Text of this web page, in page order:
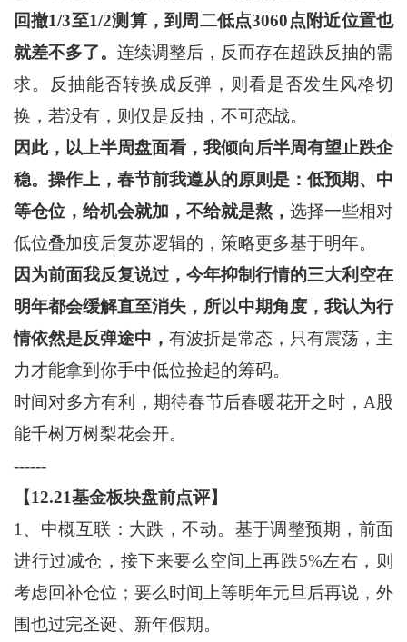
回撤1/3至1/2测算，到 周二低点3060点附近位置也
就差不多了。 连续调整后，反而存在超跌反抽的需
求。反抽能否转换成反弹，则看是否发生风格切
换，若没有，则仅是反抽，不可恋战。
因此，以上半周盘面看，我倾向后半周有望止跌企
稳。操作上，春节前我遵从的原则是：低预期、中
等仓位， 给机会就加，不给就是熬，选择一些相对
低位叠加疫后复苏逻辑的，策略更多基于明年。
因为前面我反复说过，今年抑制行情的三大利空在
明年都会缓解直至消失，所以中期角度，我认为行
情依然是反弹途中， 有波折是常态，只有震荡，主
力才能拿到你手中低位捡起的筹码。
时间对多方有利，期待春节后春暖花开之时，A股
能千树万树梨花会开。
------
【12.21基金板块盘前点评】
1、中概互联：大跌，不动。基于调整预期，前面
进行过减仓，接下来要么空间上再跌5%左右，则
考虑回补仓位；要么时间上等明年元旦后再说，外
围也过完圣诞、新年假期。